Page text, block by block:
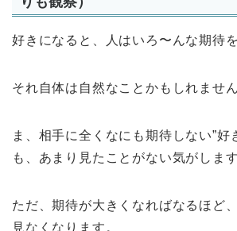
好きになると、人はいろ〜んな期待
それ自体は自然なことかもしれません
ま、相手に全くなにも期待しない”好
も、あまり見たことがない気がしま
ただ、期待が大きくなればなるほど
見なくなります。